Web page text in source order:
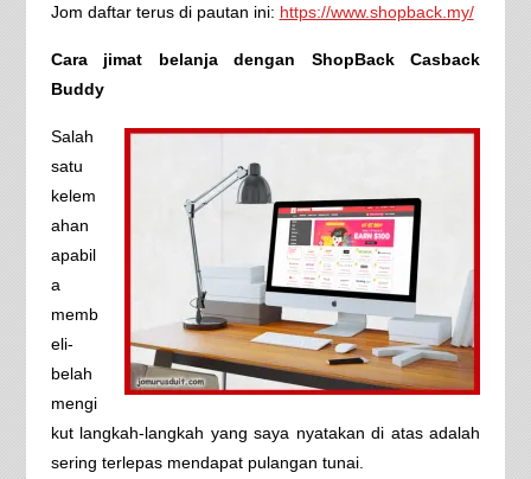
Jom daftar terus di pautan ini: https://www.shopback.my/
Cara jimat belanja dengan ShopBack Casback
Buddy
Salah
satu
kelem
ahan
apabil
a
memb
eli-
belah
mengi
kut langkah-langkah yang saya nyatakan di atas adalah
sering terlepas mendapat pulangan tunai.